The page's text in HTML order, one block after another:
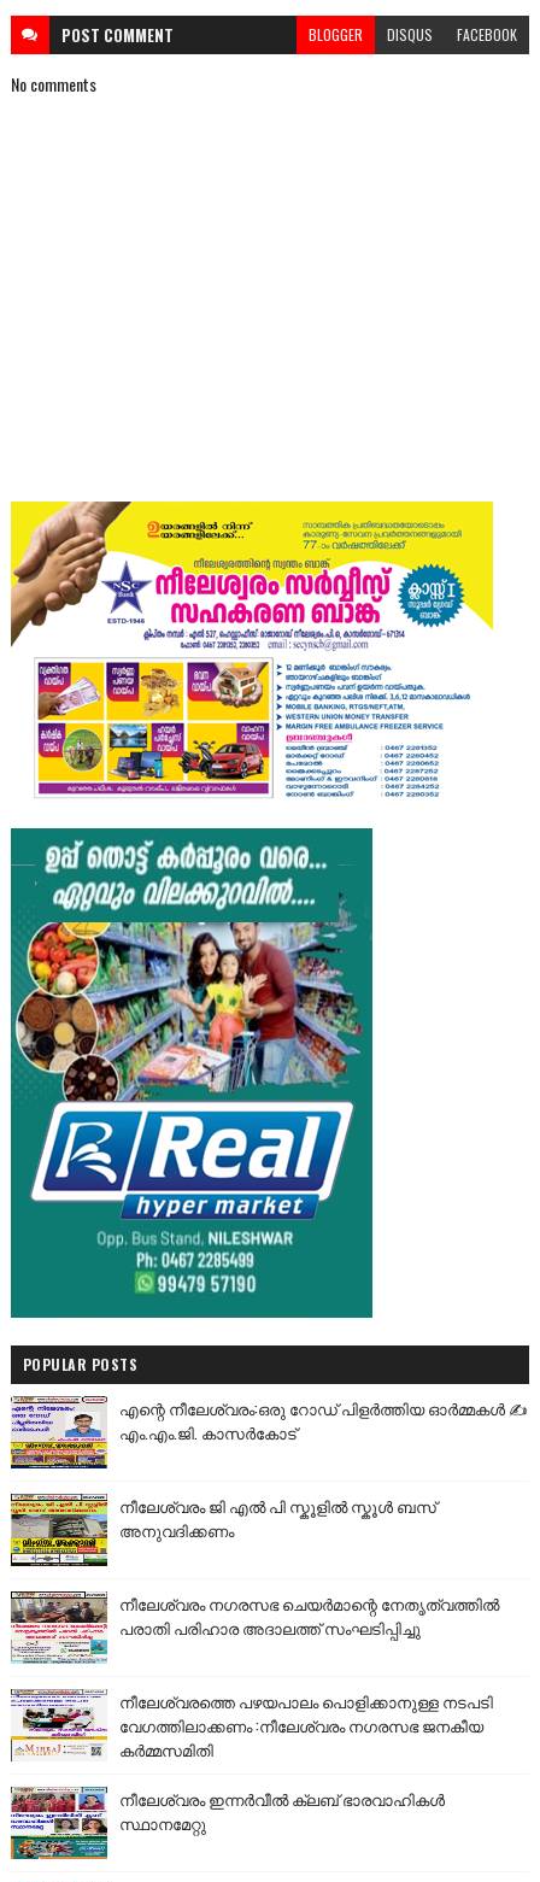
POST COMMENT BLOGGER DISQUS FACEBOOK
No comments
POPULAR POSTS
എന്റെ നീലേശ്വരം:ഒരു റോഡ് പിളർത്തിയ ഓർമ്മകൾ ✍️
എം.എം.ജി. കാസർകോട്
നീലേശ്വരം ജി എൽ പി സ്കൂളിൽ സ്കൂൾ ബസ്
അനുവദിക്കണം
നീലേശ്വരം നഗരസഭ ചെയർമാന്റെ നേതൃത്വത്തിൽ
പരാതി പരിഹാര അദാലത്ത് സംഘടിപ്പിച്ചു
നീലേശ്വരത്തെ പഴയപാലം പൊളിക്കാനുള്ള നടപടി
വേഗത്തിലാക്കണം :നീലേശ്വരം നഗരസഭ ജനകീയ
കർമ്മസമിതി
നീലേശ്വരം ഇന്നർവീൽ ക്ലബ് ഭാരവാഹികൾ
സ്ഥാനമേറ്റു